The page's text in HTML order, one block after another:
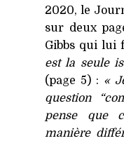
2020, le
sur deux
Gibbs qui lui
est la seule
(page 5) : «
question
pense que
manière